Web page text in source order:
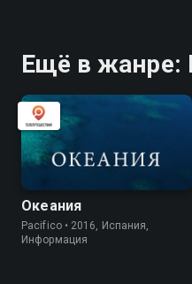
Ещё в жанре:
Океания
Pacifico • 2016, Испания,
Информация